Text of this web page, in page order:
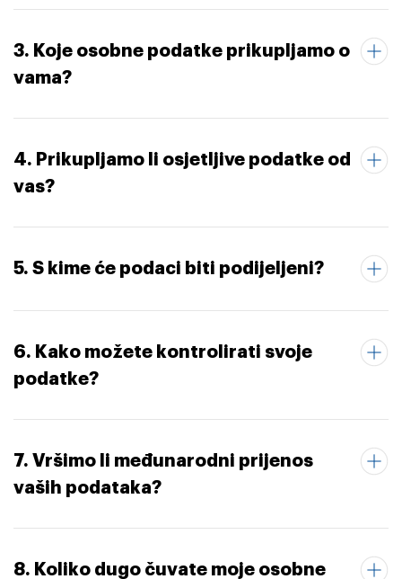
3. Koje osobne podatke prikupljamo o
vama?
4. Prikupljamo li osjetljive podatke od
vas?
5. S kime će podaci biti podijeljeni?
6. Kako možete kontrolirati svoje
podatke?
7. Vršimo li međunarodni prijenos
vaših podataka?
8. Koliko dugo čuvate moje osobne